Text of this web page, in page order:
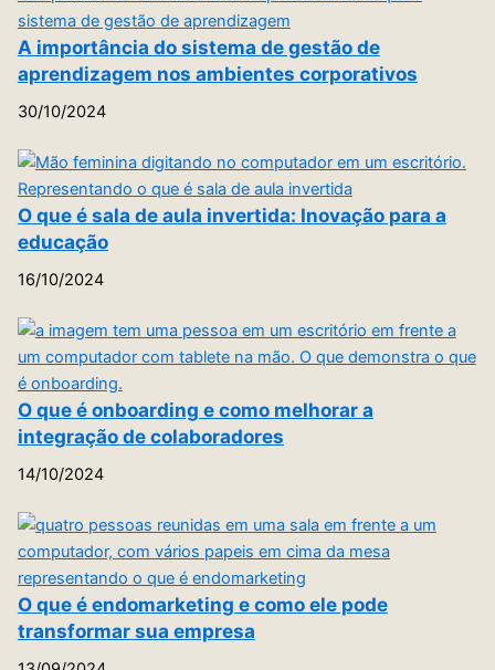
A importância do sistema de gestão de
aprendizagem nos ambientes corporativos
30/10/2024
O que é sala de aula invertida: Inovação para a
educação
16/10/2024
O que é onboarding e como melhorar a
integração de colaboradores
14/10/2024
O que é endomarketing e como ele pode
transformar sua empresa